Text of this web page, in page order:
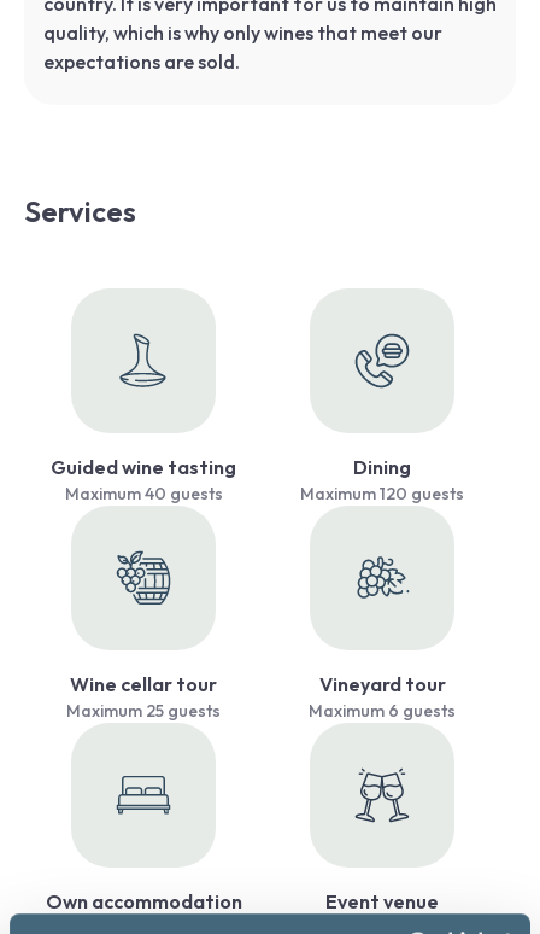
quality, which is why only wines that meet our
expectations are sold.
Services
Guided wine tasting
Maximum 40 guests
Dining
Maximum 120 guests
Wine cellar tour
Maximum 25 guests
Vineyard tour
Maximum 6 guests
Own accommodation Event venue
Maximum 150 guests